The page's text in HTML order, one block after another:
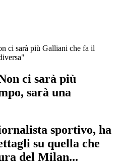
ci sarà più Galliani che fa il
ci sarà più
sarà una
sportivo, ha
su quella che
del Milan...